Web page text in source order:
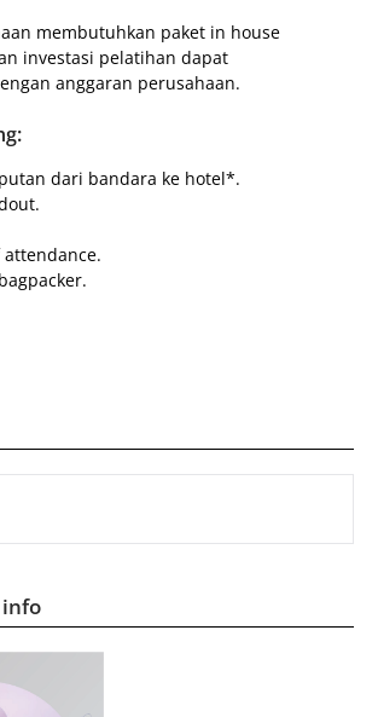
membutuhkan paket in house
investasi pelatihan dapat
anggaran perusahaan.
dari bandara ke hotel*.